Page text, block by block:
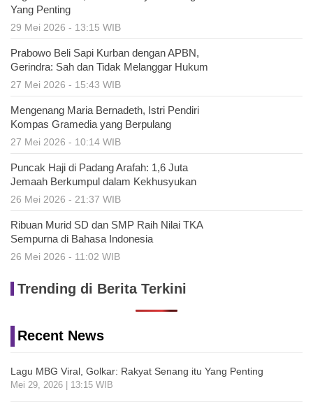
Yang Penting
29 Mei 2026 - 13:15 WIB
Prabowo Beli Sapi Kurban dengan APBN,
Gerindra: Sah dan Tidak Melanggar Hukum
27 Mei 2026 - 15:43 WIB
Mengenang Maria Bernadeth, Istri Pendiri
Kompas Gramedia yang Berpulang
27 Mei 2026 - 10:14 WIB
Puncak Haji di Padang Arafah: 1,6 Juta
Jemaah Berkumpul dalam Kekhusyukan
26 Mei 2026 - 21:37 WIB
Ribuan Murid SD dan SMP Raih Nilai TKA
Sempurna di Bahasa Indonesia
26 Mei 2026 - 11:02 WIB
Trending di Berita Terkini
Recent News
Lagu MBG Viral, Golkar: Rakyat Senang itu Yang Penting
Mei 29, 2026 | 13:15 WIB